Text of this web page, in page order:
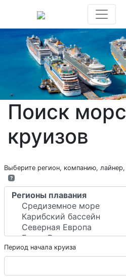
Поиск
круизов
Выберите регион, компанию,
?
Период начала круиза